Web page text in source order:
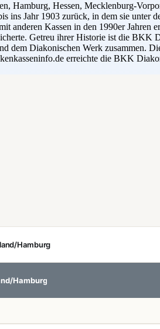
Hessen, Mecklenburg-
ins Jahr 1903 zurück, in dem sie unter
anderen Kassen in den 1990er
Getreu ihrer Historie ist die BKK
dem Diakonischen Werk zusammen.
erreichte die BKK
Hamburg
Hamburg